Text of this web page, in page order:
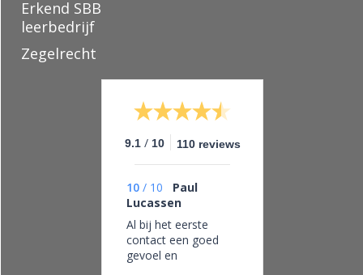
Erkend SBB
leerbedrijf
Zegelrecht
9.1 / 10 110 reviews
10 / 10
Paul
Lucassen
Al bij het eerste
contact een goed
gevoel en